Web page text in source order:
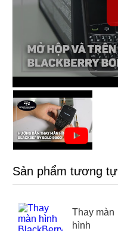
Sản phẩm tương tự
Thay màn
hình